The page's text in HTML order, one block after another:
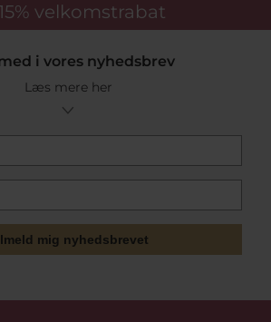
velkomstrabat
i vores nyhedsbrev
Læs mere her
mig nyhedsbrevet